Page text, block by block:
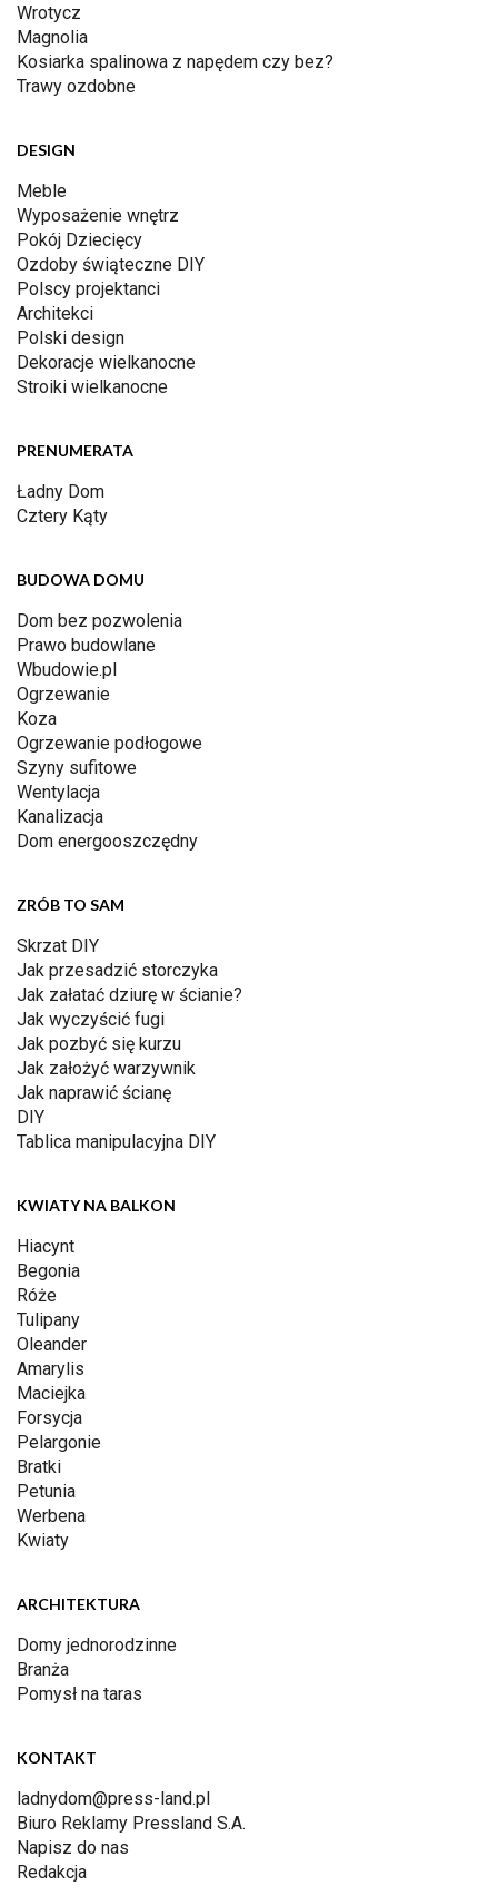
Wrotycz
Magnolia
Kosiarka spalinowa z napędem czy bez?
Trawy ozdobne
DESIGN
Meble
Wyposażenie wnętrz
Pokój Dziecięcy
Ozdoby świąteczne DIY
Polscy projektanci
Architekci
Polski design
Dekoracje wielkanocne
Stroiki wielkanocne
PRENUMERATA
Ładny Dom
Cztery Kąty
BUDOWA DOMU
Dom bez pozwolenia
Prawo budowlane
Wbudowie.pl
Ogrzewanie
Koza
Ogrzewanie podłogowe
Szyny sufitowe
Wentylacja
Kanalizacja
Dom energooszczędny
ZRÓB TO SAM
Skrzat DIY
Jak przesadzić storczyka
Jak załatać dziurę w ścianie?
Jak wyczyścić fugi
Jak pozbyć się kurzu
Jak założyć warzywnik
Jak naprawić ścianę
DIY
Tablica manipulacyjna DIY
KWIATY NA BALKON
Hiacynt
Begonia
Róże
Tulipany
Oleander
Amarylis
Maciejka
Forsycja
Pelargonie
Bratki
Petunia
Werbena
Kwiaty
ARCHITEKTURA
Domy jednorodzinne
Branża
Pomysł na taras
KONTAKT
ladnydom@press-land.pl
Biuro Reklamy Pressland S.A.
Napisz do nas
Redakcja